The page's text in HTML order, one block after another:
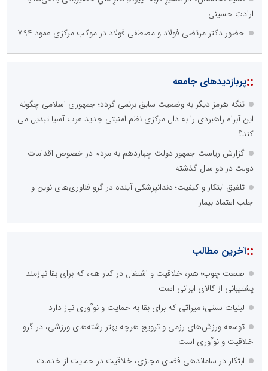
ارادتِ حسینی
حضور دکتر مرتضی فولاد و مصطفی فولاد در موکب مرکزی عمود ۷۹۴
::پربازدیدهای جامعه
تنگه هرمز دیگر به وضعیت سابق برنمی گردد؛ جمهوری اسلامی چگونه
این آبراه راهبردی را به دال مرکزی نظم امنیتی جدید غرب آسیا تبدیل می
کند؟
گزارش ریاست جمهور دولت چهاردهم به مردم در خصوص اقدامات
دولت در دو سال گذشته
تلفیق ابتکار و کیفیت؛ دندانپزشکی آینده در گرو فناوری‌های نوین و
جلب اعتماد بیمار
::آخرین مطالب
صنعت چوب؛ هنر، خلاقیت و اشتغال در کنار هم، که برای بقا نیازمند
پشتیبانی از کالای ایرانی است
لبنیات سنتی؛ میراثی که برای بقا به حمایت و نوآوری نیاز دارد
توسعه ورزش‌های رزمی و ترویج هرچه بهتر رشته‌های ورزشی، در گرو
خلاقیت و نوآوری است
ابتکار در ساماندهی فضای مجازی، خلاقیت در حمایت از خدمات